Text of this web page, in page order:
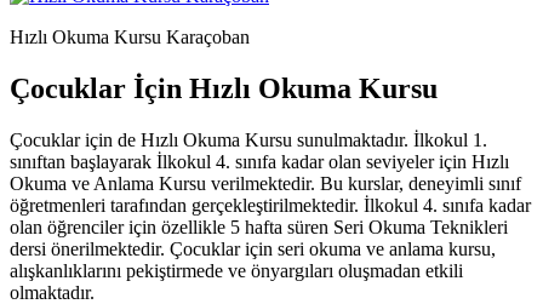
Hızlı Okuma Kursu Karaçoban
Çocuklar İçin Hızlı Okuma Kursu
Çocuklar için de Hızlı Okuma Kursu sunulmaktadır. İlkokul 1.
sınıftan başlayarak İlkokul 4. sınıfa kadar olan seviyeler için Hızlı
Okuma ve Anlama Kursu verilmektedir. Bu kurslar, deneyimli sınıf
öğretmenleri tarafından gerçekleştirilmektedir. İlkokul 4. sınıfa kadar
olan öğrenciler için özellikle 5 hafta süren Seri Okuma Teknikleri
dersi önerilmektedir. Çocuklar için seri okuma ve anlama kursu,
alışkanlıklarını pekiştirmede ve önyargıları oluşmadan etkili
olmaktadır.